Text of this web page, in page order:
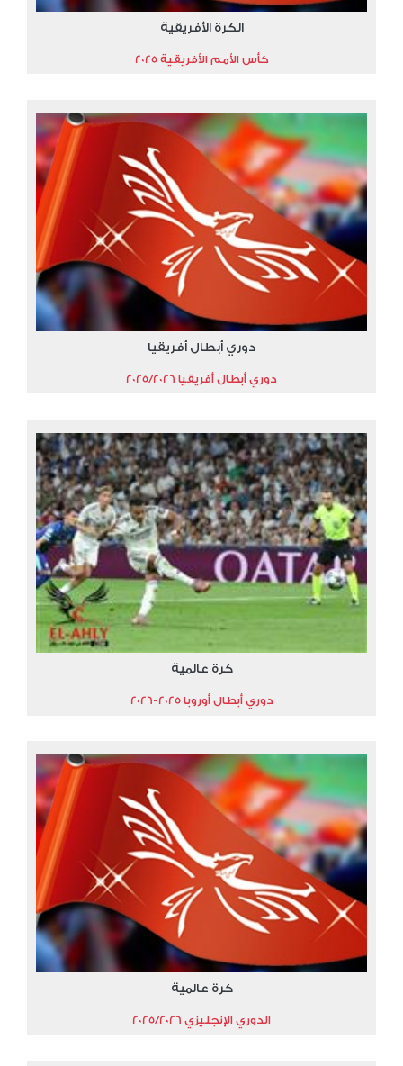
الكرة الأفريقية
كأس الأمم الأفريقية 2025
دوري أبطال أفريقيا
دوري أبطال أفريقيا 2025/2026
كرة عالمية
دوري أبطال أوروبا 2025-2026
كرة عالمية
الدوري الإنجليزي 2025/2026